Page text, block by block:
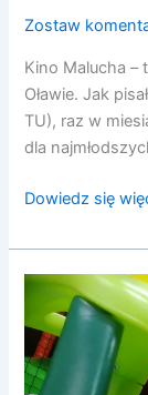
Zostaw
Kino Malucha –
Oławie. Jak
TU), raz w
dla
Dowiedz się
Level
ROOM
Kids
w